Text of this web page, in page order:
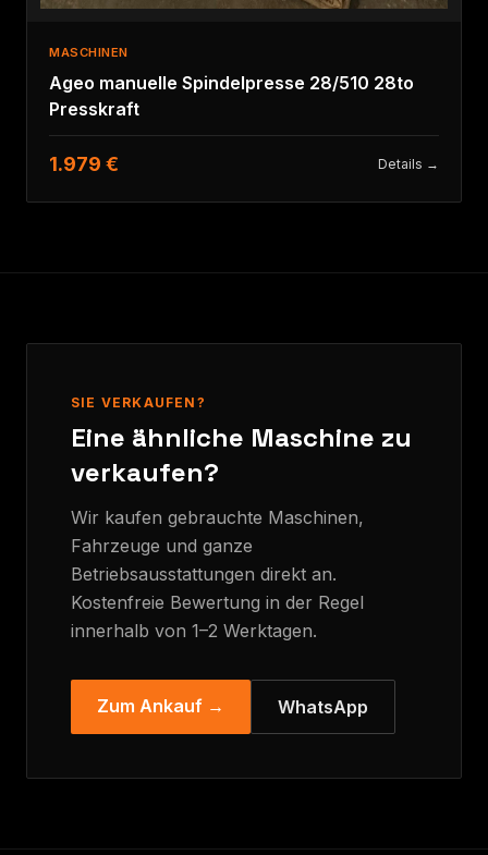
MASCHINEN
Ageo manuelle Spindelpresse 28/510 28to
Presskraft
1.979 € Details →
SIE VERKAUFEN?
Eine ähnliche Maschine zu
verkaufen?
Wir kaufen gebrauchte Maschinen,
Fahrzeuge und ganze
Betriebsausstattungen direkt an.
Kostenfreie Bewertung in der Regel
innerhalb von 1–2 Werktagen.
Zum Ankauf → WhatsApp